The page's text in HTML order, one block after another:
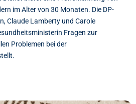
im Alter von 30 Monaten. Die DP-
Claude Lamberty und Carole
Fragen zur
Problemen bei der